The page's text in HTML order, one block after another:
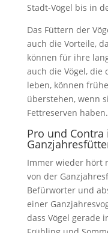
Stadt-Vögel bis in
Das Füttern der
auch die Vorteile,
können für ihre
auch die Vögel, die
leben, können
überstehen, wenn
Fettreserven haben.
Pro und Contra
Immer wieder hört
von der
Befürworter und
einer
dass Vögel gerade